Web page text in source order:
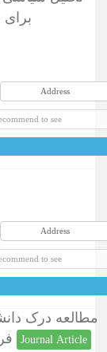
Address
to see
Address
to see
مطالعه درک
Journal Article